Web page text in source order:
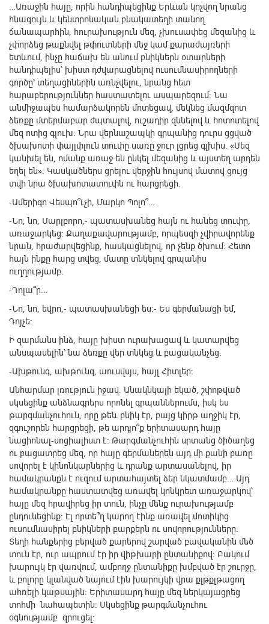
…Առաջին հայը, որին հանդիպեցինք Երևան կոչվող նրանց
հնագույն և կենտրոնական բնակատեղի տանող
ճանապարհին, հուրախություն մեզ, չխուսափեց մեզանից և
չփորձեց թաքնվել թփուտների մեջ կամ քարաժայռերի
ետևում, ինչը հաճախ են անում բնիկներն օտարների
հանդիպելիս՝ խիստ դժվարացնելով ուսումնասիրողների
գործը՝ տեղացիներին առնչվելու, նրանց հետ
հարաբերություններ հաստատելու ասպարեզում: Նա
անմիջապես համարձակորեն մոտեցավ, մեկնեց մազմզոտ
ձեռքը մտերմաբար ժպտալով, ուշադիր զննելով և հոտոտելով
մեզ ոտից գլուխ: Նրա վերնաշապկի գրպանից դուրս ցցված
ծխախոտի փայլփլուն տուփը սառը ջուր լցրեց գլխիս. «Մեզ
կանխել են, ոմանք առաջ են ընկել մեզանից և այստեղ արդեն
եղել են»: Կասկածներս ցրելու վերջին հույսով մատով ցույց
տվի նրա ծխախոտատուփն ու հարցրեցի.
-Ամերիգո Վեսպո՞ւչի, Մարկո Պոլո՞…
-Նո, նո, Մարլբորո,- պատասխանեց հայն ու հանեց տուփը,
առաջարկեց: Քաղաքավարությամբ, որպեսզի չվիրավորենք
նրան, հրաժարվեցինք, հասկացնելով, որ չենք ծխում: Հետո
հայն ինքը հարց տվեց, մատը տնկելով գրպանիս
ուղղությամբ.
-Դոլա՞ր…
-Նո, նո, եվրո,- պատասխանեցի ես:- Ես գերմանացի եմ,
Դոյչե:
Ի զարմանս ինձ, հայը խիստ ուրախացավ և կատարվեց
անսպասելին՝ նա ձեռքը վեր տնկեց և բացականչեց.
-Ախթունգ, ախթունգ, աուսվսյս, հայլ Հիտլեր:
Անհարմար լռություն իջավ. Անակնկալի եկած, շփոթված
սկսեցինք անձնագրերս որոնել գրպաններումս, իսկ ես
թարգմանչուհուն, որը թեև բնիկ էր, բայց կիրթ աղջիկ էր,
զգուշորեն հարցրեցի, թե արդյո՞ք երիտասարդ հայը
նացիոնալ-սոցիալիստ է: Թարգմանչուհին սրտանց ծիծաղեց
ու բացատրեց մեզ, որ հայը գերմաներեն այդ մի քանի բառը
սովորել է կինոնկարներից և դրանք արտասանելով, իր
համակրանքն է ուզում արտահայտել ձեր նկատմամբ… Այդ
համակրանքը հաստատվեց առավել կոնկրետ առաջարկով՝
հայը մեզ հրավիրեց իր տուն, ինչը մենք ուրախությամբ
ընդունեցինք: Էլ որտե՞ղ կարող էինք առավել մոտիկից
ուսումնասիրել բնիկների բարքերն ու սովորությունները:
Տեղի հանքերից բերված քարերով շարված բավականին մեծ
տուն էր, ուր ապրում էր իր վիթխարի ընտանիքով: Բակում
խարույկ էր վառվում, ամբողջ ընտանիքը խմբված էր շուրջը,
և բոլորը կլանված նայում էին խարույկի վրա քլթքլթացող
ահռելի կաթսային: Երիտասարդ հայը մեզ ներկայացրեց
տոհմի նահապետին: Սկսեցինք թարգմանչուհու
օգնությամբ զրուցել: